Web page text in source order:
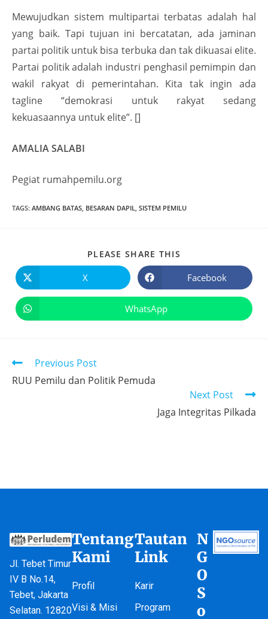
Mewujudkan sistem multipartai terbatas adalah hal
yang baik. Tapi tujuan ini bercatatan, ada jaminan
partai politik untuk bisa terbuka dan tak dikuasai elite.
Partai politik adalah industri penghasil pemimpin dan
wakil rakyat di pemerintahan. Kita tak ingin ada
tagline “demokrasi untuk rakyat sedang
kekuasaannya untuk elite”. []
AMALIA SALABI
Pegiat rumahpemilu.org
TAGS: AMBANG BATAS, BESARAN DAPIL, SISTEM PEMILU
PLEASE SHARE THIS
X Facebook
WhatsApp
Previous Post
RUU Pemilu dan Politik Pemuda
Next Post
Jaga Integritas Pilkada
Jl. Tebet Timur
IV B No.14,
Tebet, Jakarta
Selatan. 12820
Tentang
Kami
Profil
Visi & Misi
Tautan
Link
Karir
Program
N
G
O
S
o